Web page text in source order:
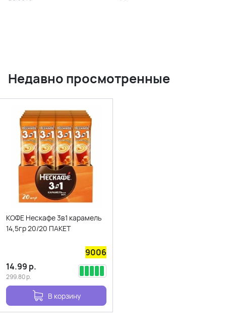
Недавно просмотренные
КОФЕ Нескафе 3в1 карамель
14,5гр 20/20 ПАКЕТ
9006
14.99 р.
299.80р.
В корзину